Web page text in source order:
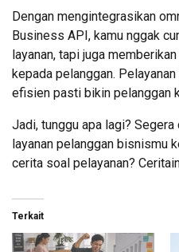
Dengan mengintegrasikan
Business API, kamu nggak
layanan, tapi juga
kepada pelanggan.
efisien pasti bikin pelanggan
Jadi, tunggu apa lagi?
layanan pelanggan bisnismu
cerita soal pelayanan?
Terkait